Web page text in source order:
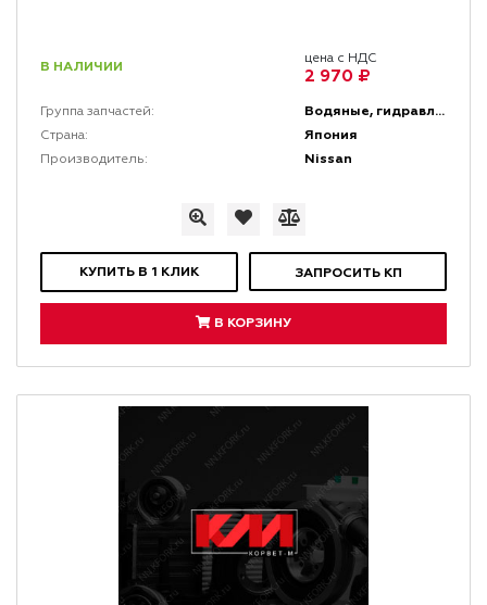
В НАЛИЧИИ
цена с НДС
2 970 ₽
Группа запчастей: Водяные, гидравлические и топливные насосы
Страна: Япония
Производитель: Nissan
КУПИТЬ В 1 КЛИК ЗАПРОСИТЬ КП
В КОРЗИНУ